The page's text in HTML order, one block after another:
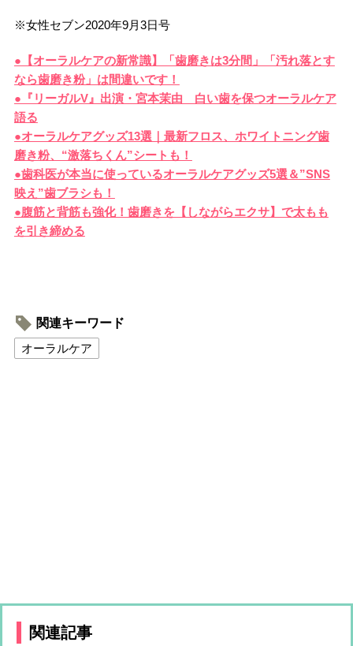
※女性セブン2020年9月3日号
●【オーラルケアの新常識】「歯磨きは3分間」「汚れ落とす
なら歯磨き粉」は間違いです！
●『リーガルV』出演・宮本茉由 白い歯を保つオーラルケア
語る
●オーラルケアグッズ13選｜最新フロス、ホワイトニング歯
磨き粉、“激落ちくん”シートも！
●歯科医が本当に使っているオーラルケアグッズ5選＆”SNS
映え”歯ブラシも！
●腹筋と背筋も強化！歯磨きを【しながらエクサ】で太もも
を引き締める
関連キーワード
オーラルケア
関連記事